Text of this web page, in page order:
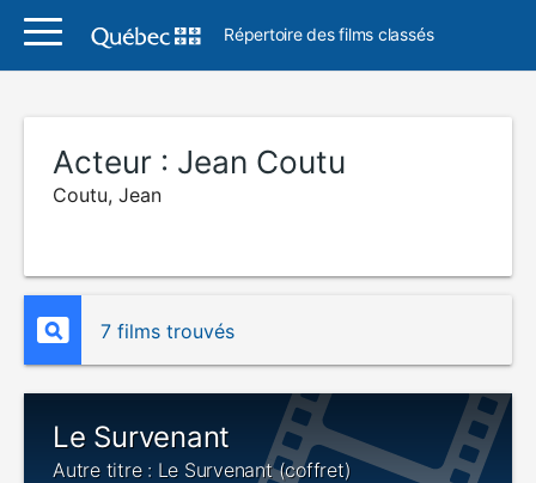
Répertoire des films classés
Acteur : Jean Coutu
Coutu, Jean
7 films trouvés
Le Survenant
Autre titre : Le Survenant (coffret)